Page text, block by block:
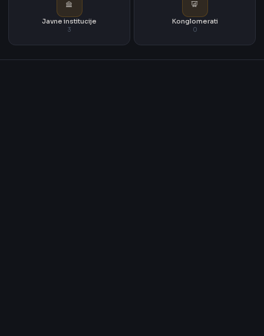
Javne institucije
3
Konglomerati
0